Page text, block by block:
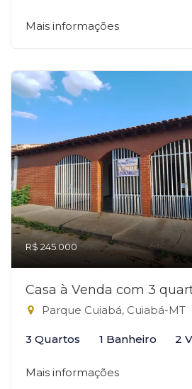
Mais informações
R$ 245.000
Casa à Venda com 3
Parque Cuiabá, Cuiabá-MT
3 Quartos 1 Banheiro 2
Mais informações